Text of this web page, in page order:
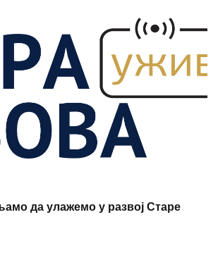
да улажемо у развој Старе